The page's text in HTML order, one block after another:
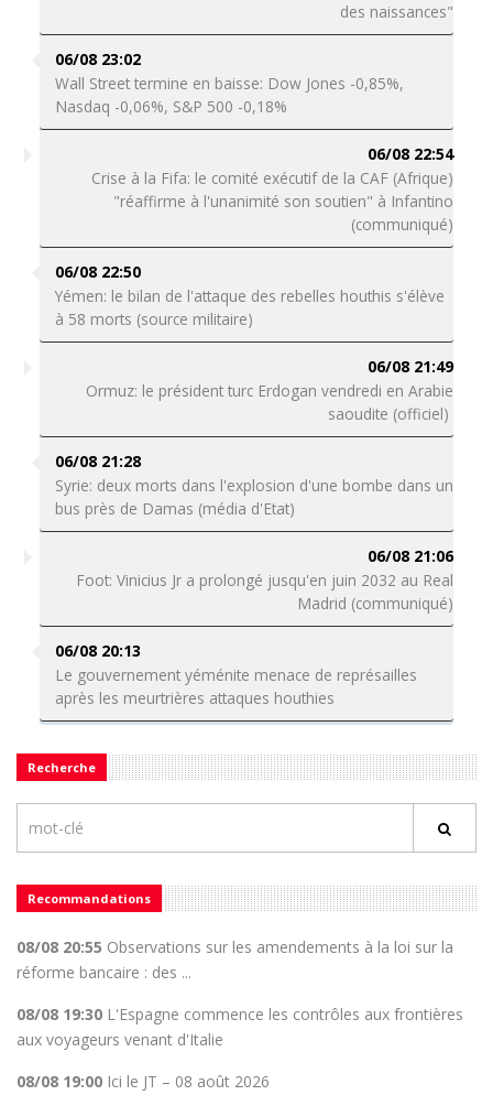
des naissances"
06/08 23:02
Wall Street termine en baisse: Dow Jones -0,85%,
Nasdaq -0,06%, S&P 500 -0,18%
06/08 22:54
Crise à la Fifa: le comité exécutif de la CAF (Afrique)
"réaffirme à l'unanimité son soutien" à Infantino
(communiqué)
06/08 22:50
Yémen: le bilan de l'attaque des rebelles houthis s'élève
à 58 morts (source militaire)
06/08 21:49
Ormuz: le président turc Erdogan vendredi en Arabie
saoudite (officiel)
06/08 21:28
Syrie: deux morts dans l'explosion d'une bombe dans un
bus près de Damas (média d'Etat)
06/08 21:06
Foot: Vinicius Jr a prolongé jusqu'en juin 2032 au Real
Madrid (communiqué)
06/08 20:13
Le gouvernement yéménite menace de représailles
après les meurtrières attaques houthies
Recherche
Recommandations
08/08 20:55 Observations sur les amendements à la loi sur la
réforme bancaire : des ...
08/08 19:30 L'Espagne commence les contrôles aux frontières
aux voyageurs venant d'Italie
08/08 19:00 Ici le JT – 08 août 2026